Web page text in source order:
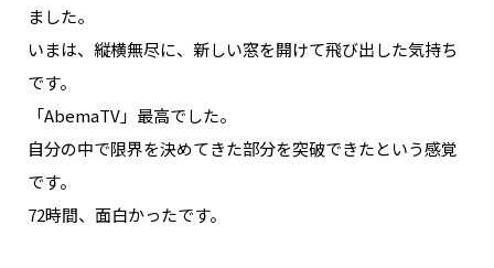
ました。
いまは、縦横無尽に、新しい窓を開けて飛び出した気持ち
です。
「AbemaTV」最高でした。
自分の中で限界を決めてきた部分を突破できたという感覚
です。
72時間、面白かったです。